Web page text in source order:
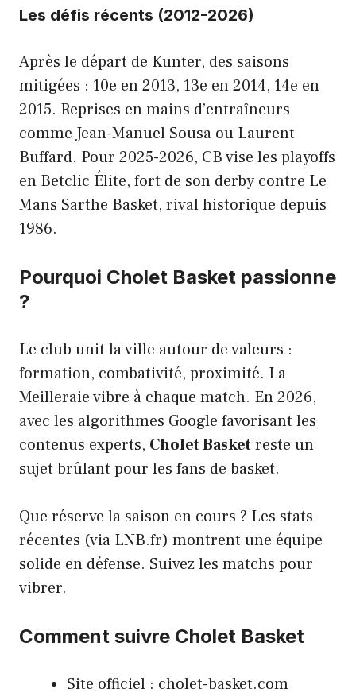
Les défis récents (2012-2026)
Après le départ de Kunter, des saisons
mitigées : 10e en 2013, 13e en 2014, 14e en
2015. Reprises en mains d’entraîneurs
comme Jean-Manuel Sousa ou Laurent
Buffard. Pour 2025-2026, CB vise les playoffs
en Betclic Élite, fort de son derby contre Le
Mans Sarthe Basket, rival historique depuis
1986.
Pourquoi Cholet Basket passionne
?
Le club unit la ville autour de valeurs :
formation, combativité, proximité. La
Meilleraie vibre à chaque match. En 2026,
avec les algorithmes Google favorisant les
contenus experts, Cholet Basketreste un
sujet brûlant pour les fans de basket.
Que réserve la saison en cours ? Les stats
récentes (via LNB.fr) montrent une équipe
solide en défense. Suivez les matchs pour
vibrer.
Comment suivre Cholet Basket
Site officiel : cholet-basket.com